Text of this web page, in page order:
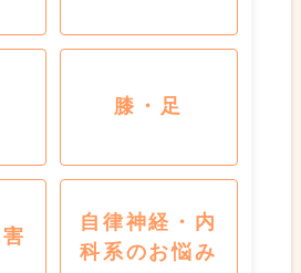
膝・足
自律神経・内
科系のお悩み